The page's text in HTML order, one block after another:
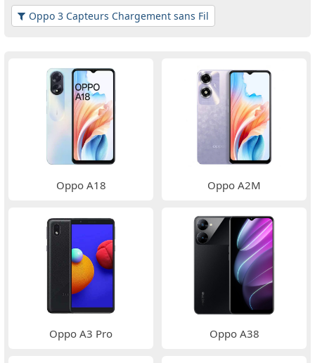
Oppo 3 Capteurs Chargement sans Fil
Oppo A18 Oppo A2M
Oppo A3 Pro Oppo A38